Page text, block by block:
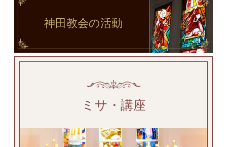
神田教会の活動
ミサ・講座